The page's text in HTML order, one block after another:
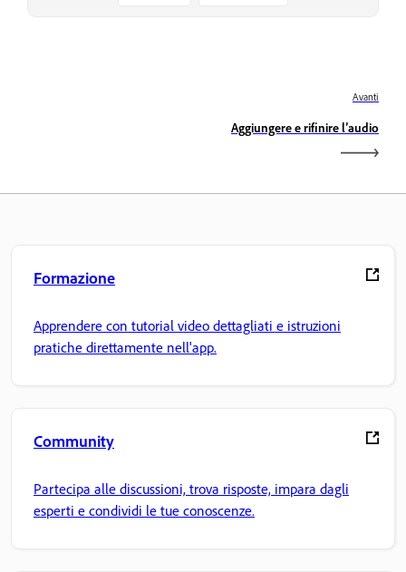
Avanti
Aggiungere e rifinire l’audio
Formazione
Apprendere con tutorial video dettagliati e istruzioni
pratiche direttamente nell'app.
Community
Partecipa alle discussioni, trova risposte, impara dagli
esperti e condividi le tue conoscenze.